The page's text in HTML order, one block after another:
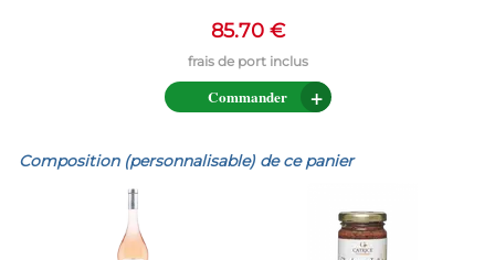
85.70 €
Commander
Composition (personnalisable) de ce panier